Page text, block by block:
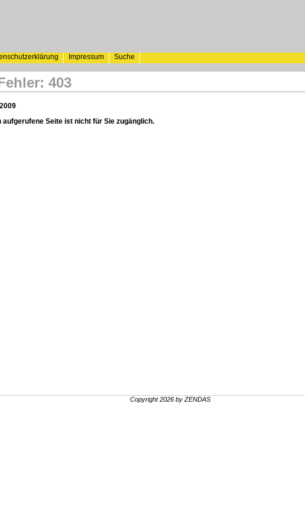
Impressum
Suche
403
aufgerufene Seite ist nicht für Sie zugänglich.
Copyright 2026 by ZENDAS